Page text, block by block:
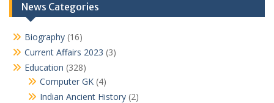
News Categories
Biography (16)
Current Affairs 2023 (3)
Education (328)
Computer GK (4)
Indian Ancient History (2)